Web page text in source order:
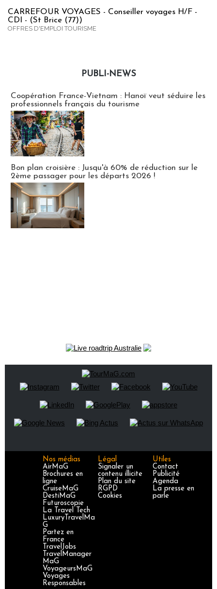
CARREFOUR VOYAGES - Conseiller voyages H/F -
CDI - (St Brice (77))
OFFRES D'EMPLOI TOURISME
PUBLI-NEWS
Coopération France-Vietnam : Hanoï veut séduire les
professionnels français du tourisme
Bon plan croisière : Jusqu'à 60% de réduction sur le
2ème passager pour les départs 2026 !
Nos médias
AirMaG
Brochures en
ligne
CruiseMaG
DestiMaG
Futuroscopie
La Travel Tech
LuxuryTravelMa
G
Partez en
France
TravelJobs
TravelManager
MaG
VoyageursMaG
Voyages
Responsables
Légal
Signaler un
contenu illicite
Plan du site
RGPD
Cookies
Utiles
Contact
Publicité
Agenda
La presse en
parle